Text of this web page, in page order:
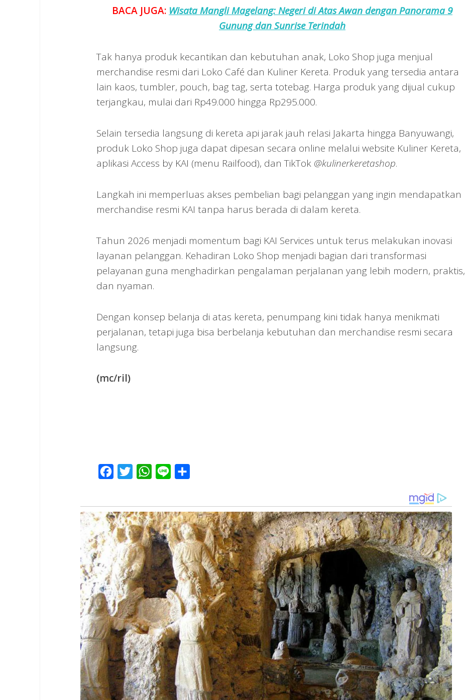
BACA JUGA: Wisata Mangli Magelang: Negeri di Atas Awan dengan Panorama 9
Gunung dan Sunrise Terindah
Tak hanya produk kecantikan dan kebutuhan anak, Loko Shop juga menjual
merchandise resmi dari Loko Café dan Kuliner Kereta. Produk yang tersedia antara
lain kaos, tumbler, pouch, bag tag, serta totebag. Harga produk yang dijual cukup
terjangkau, mulai dari Rp49.000 hingga Rp295.000.
Selain tersedia langsung di kereta api jarak jauh relasi Jakarta hingga Banyuwangi,
produk Loko Shop juga dapat dipesan secara online melalui website Kuliner Kereta,
aplikasi Access by KAI (menu Railfood), dan TikTok @kulinerkeretashop.
Langkah ini memperluas akses pembelian bagi pelanggan yang ingin mendapatkan
merchandise resmi KAI tanpa harus berada di dalam kereta.
Tahun 2026 menjadi momentum bagi KAI Services untuk terus melakukan inovasi
layanan pelanggan. Kehadiran Loko Shop menjadi bagian dari transformasi
pelayanan guna menghadirkan pengalaman perjalanan yang lebih modern, praktis,
dan nyaman.
Dengan konsep belanja di atas kereta, penumpang kini tidak hanya menikmati
perjalanan, tetapi juga bisa berbelanja kebutuhan dan merchandise resmi secara
langsung.
(mc/ril)
Facebook
Twitter WhatsApp
Line